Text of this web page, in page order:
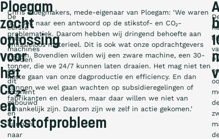
Ploegam
zocht
oplossing
voor
het
CO₂-
en
stikstofprobleem
De
eerste
drie
machines
worden
op
dit
moment
gebouwd
en
kunnen
naar
Chris Ploegmakers, mede-eigenaar van Ploegam: ‘We waren
op zoek naar een antwoord op de stikstof- en CO₂-
problematiek. Daarom hebben wij dringend behoefte aan
emissieloos materieel. Dit is ook wat onze opdrachtgevers
vragen. Bovendien wilden wij een zware machine, een 30-
tonner, die we 24/7 kunnen laten draaien. Het mag niet ten
koste gaan van onze dagproductie en efficiency. En dan
kunnen we wel gaan wachten op subsidieregelingen of
fabrikanten en dealers, maar daar willen we niet van
afhankelijk zijn. Daarom zijn we zelf in actie gekomen.’